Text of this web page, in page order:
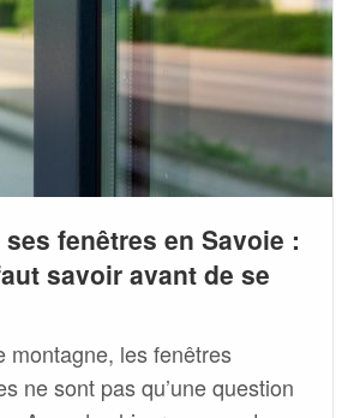
fenêtres en Savoie :
savoir avant de se
montagne, les fenêtres
ne sont pas qu’une question